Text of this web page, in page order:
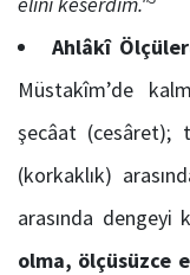
Ahlâkî
Müstakîm’de
şecâat (cesâret);
(korkaklık)
arasında dengeyi
olma, ölçüsüzce